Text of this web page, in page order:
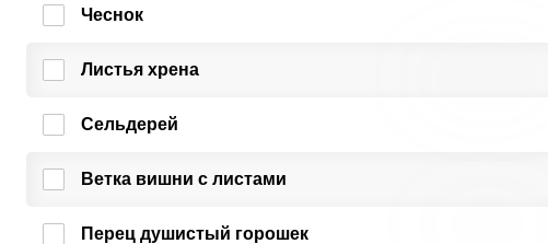
Чеснок
Листья хрена
Сельдерей
Ветка вишни с листами
Перец душистый горошек